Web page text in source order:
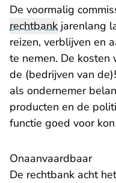
De voormalig
rechtbank jarenlang
reizen, verblijven en
te nemen. De
de (bedrijven van
als ondernemer
producten en de
functie goed voor
Onaanvaardbaar
De rechtbank acht